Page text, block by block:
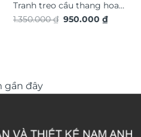
Tranh treo cầu thang hoa
nghệ thuật TG4935S
1.350.000₫ Giá
950.000₫Giá
gần đây